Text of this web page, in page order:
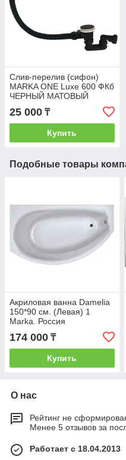
Слив-перелив (сифон)
MARKA ONE Luxe 600 ФКб
ЧЕРНЫЙ МАТОВЫЙ
25 000 ₸
Купить
Подобные товары
Акриловая ванна Damelia
150*90 см. (Левая) 1
Marka. Россия
174 000 ₸
Купить
О нас
Рейтинг не
Менее 5 отзывов за
Работает с 18.04.2013